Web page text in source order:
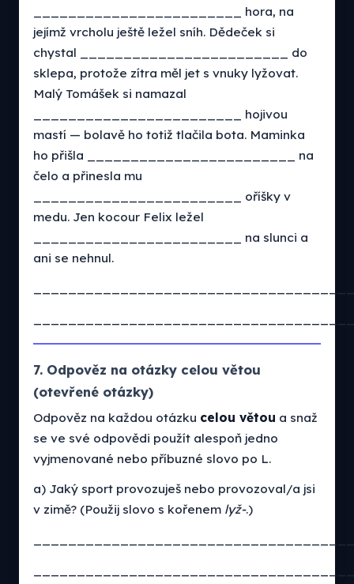
________________________ hora, na
jejímž vrcholu ještě ležel sníh. Dědeček si
chystal ________________________ do
sklepa, protože zítra měl jet s vnuky lyžovat.
Malý Tomášek si namazal
________________________ hojivou
mastí — bolavě ho totiž tlačila bota. Maminka
ho přišla ________________________ na
čelo a přinesla mu
________________________ oříšky v
medu. Jen kocour Felix ležel
________________________ na slunci a
ani se nehnul.
7. Odpověz na otázky celou větou
(otevřené otázky)
Odpověz na každou otázku celou větou a snaž
se ve své odpovědi použít alespoň jedno
vyjmenované nebo příbuzné slovo po L.
a) Jaký sport provozuješ nebo provozoval/a jsi
v zimě? (Použij slovo s kořenem lyž-.)